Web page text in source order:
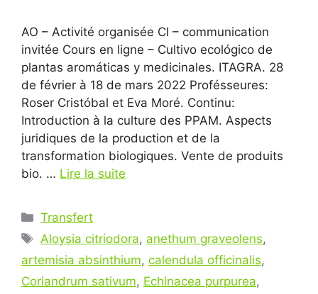
AO – Activité organisée CI – communication
invitée Cours en ligne – Cultivo ecológico de
plantas aromáticas y medicinales. ITAGRA. 28
de février à 18 de mars 2022 Profésseures:
Roser Cristóbal et Eva Moré. Continu:
Introduction à la culture des PPAM. Aspects
juridiques de la production et de la
transformation biologiques. Vente de produits
bio. … Lire la suite
Catégories
Transfert
Étiquettes
Aloysia citriodora, anethum graveolens,
artemisia absinthium, calendula officinalis,
Coriandrum sativum, Echinacea purpurea,